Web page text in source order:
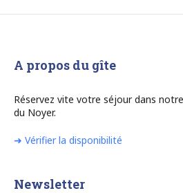
A propos du gîte
Réservez vite votre séjour dans
du Noyer.
➜ Vérifier la disponibilité
Newsletter